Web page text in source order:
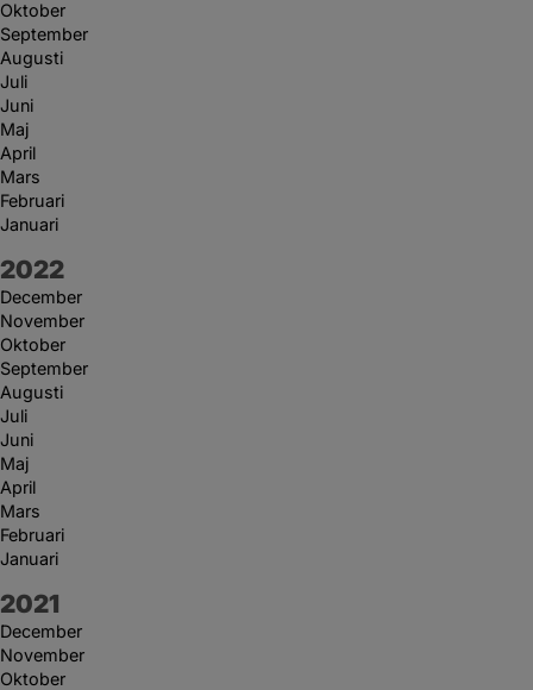
Oktober
September
Augusti
Juli
Juni
Maj
April
Mars
Februari
Januari
År:
2022
December
November
Oktober
September
Augusti
Juli
Juni
Maj
April
Mars
Februari
Januari
År:
2021
December
November
Oktober